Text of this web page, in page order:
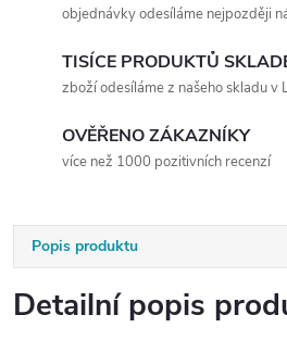
objednávky odesíláme nejpozději
TISÍCE PRODUKTŮ
zboží odesíláme z našeho skladu v
OVĚŘENO ZÁKAZNÍKY
více než 1000 pozitivních recenzí
Popis produktu
Detailní popis